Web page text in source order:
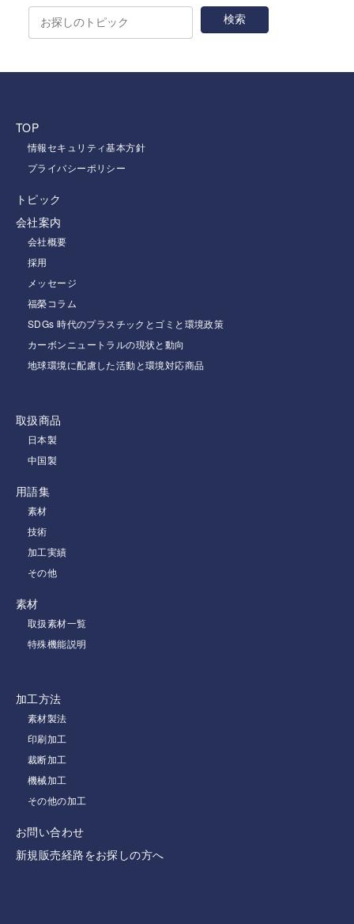
TOP
情報セキュリティ基本方針
プライバシーポリシー
トピック
会社案内
会社概要
採用
メッセージ
福榮コラム
SDGs 時代のプラスチックとゴミと環境政策
カーボンニュートラルの現状と動向
地球環境に配慮した活動と環境対応商品
取扱商品
日本製
中国製
用語集
素材
技術
加工実績
その他
素材
取扱素材一覧
特殊機能説明
加工方法
素材製法
印刷加工
裁断加工
機械加工
その他の加工
お問い合わせ
新規販売経路をお探しの方へ